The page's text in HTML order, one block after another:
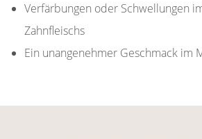
Verfärbungen oder Schwellungen
Zahnfleischs
Ein unangenehmer Geschmack im